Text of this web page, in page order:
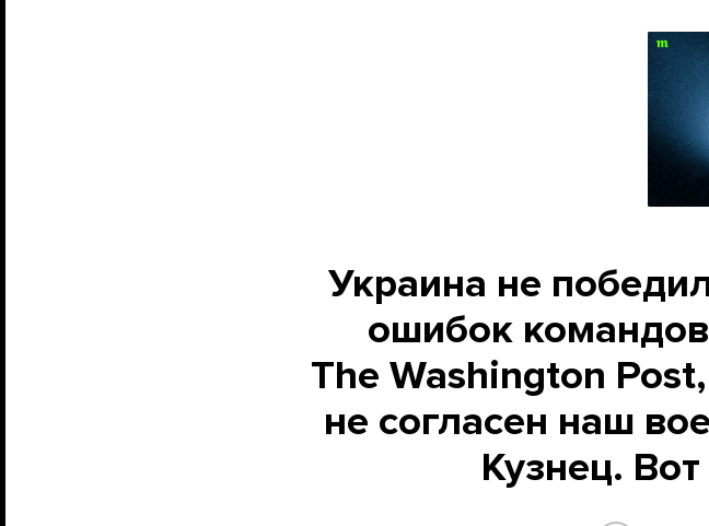
Украина не
ошибок
The Washington
не согласен наш
Кузнец.